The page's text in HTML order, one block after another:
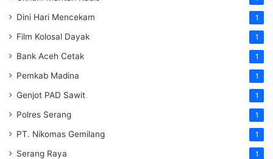
Dini Hari Mencekam 1
Film Kolosal Dayak 1
Bank Aceh Cetak 1
Pemkab Madina 1
Genjot PAD Sawit 1
Polres Serang 1
PT. Nikomas Gemilang 1
Serang Raya 1